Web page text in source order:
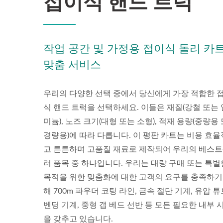
작업 공간 및 가정용 접이식 돌리 카
맞춤 서비스
우리의 다양한 선택 중에서 당신에게 가장 적합한
식 핸드 트럭을 선택하세요. 이들은 재질(강철 또는
미늄), 노즈 크기(대형 또는 소형), 적재 용량(중량용
경량용)에 따라 다릅니다. 이 평판 카트는 비용 효율
고 튼튼하며 고품질 재료로 제작되어 우리의 베스
러 품목 중 하나입니다. 우리는 대량 구매 또는 특별
목적을 위한 맞춤화에 대한 고객의 요구를 충족하
해 700m 파우더 코팅 라인, 금속 절단 기계, 유압 튜
벤딩 기계, 중형 갭 베드 선반 등 모든 필요한 내부
을 갖추고 있습니다.